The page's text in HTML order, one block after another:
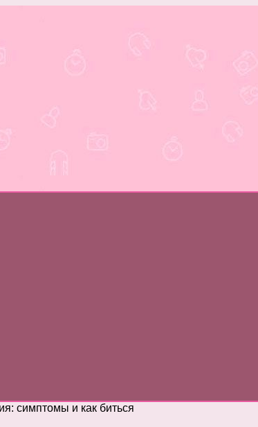
симптомы и как биться